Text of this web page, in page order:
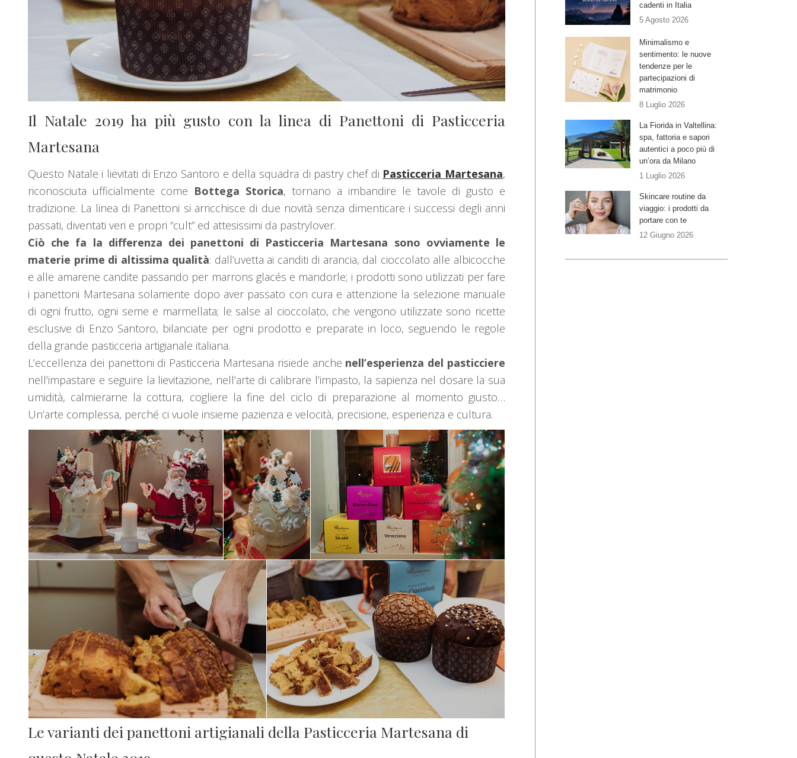
Il Natale 2019 ha più gusto con la linea di Panettoni di Pasticceria
Martesana
Questo Natale i lievitati di Enzo Santoro e della squadra di pastry chef di Pasticceria Martesana,
riconosciuta ufficialmente come Bottega Storica, tornano a imbandire le tavole di gusto e
tradizione. La linea di Panettoni si arricchisce di due novità senza dimenticare i successi degli anni
passati, diventati veri e propri “cult” ed attesissimi da pastrylover.
Ciò che fa la differenza dei panettoni di Pasticceria Martesana sono ovviamente le
materie prime di altissima qualità: dall’uvetta ai canditi di arancia, dal cioccolato alle albicocche
e alle amarene candite passando per marrons glacés e mandorle; i prodotti sono utilizzati per fare
i panettoni Martesana solamente dopo aver passato con cura e attenzione la selezione manuale
di ogni frutto, ogni seme e marmellata; le salse al cioccolato, che vengono utilizzate sono ricette
esclusive di Enzo Santoro, bilanciate per ogni prodotto e preparate in loco, seguendo le regole
della grande pasticceria artigianale italiana.
L’eccellenza dei panettoni di Pasticceria Martesana risiede anche nell’esperienza del pasticciere
nell’impastare e seguire la lievitazione, nell’arte di calibrare l’impasto, la sapienza nel dosare la sua
umidità, calmierarne la cottura, cogliere la fine del ciclo di preparazione al momento giusto…
Un’arte complessa, perché ci vuole insieme pazienza e velocità, precisione, esperienza e cultura.
Le varianti dei panettoni artigianali della Pasticceria Martesana di
cadenti in Italia
5 Agosto 2026
Minimalismo e
sentimento: le nuove
tendenze per le
partecipazioni di
matrimonio
8 Luglio 2026
La Fiorida in Valtellina:
spa, fattoria e sapori
autentici a poco più di
un’ora da Milano
1 Luglio 2026
Skincare routine da
viaggio: i prodotti da
portare con te
12 Giugno 2026